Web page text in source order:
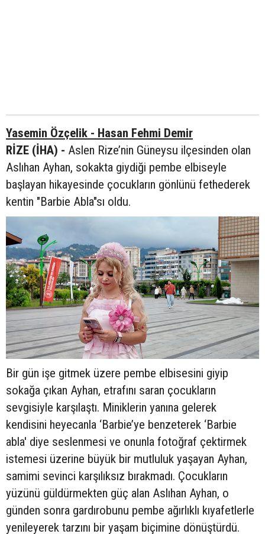
Yasemin Özçelik - Hasan Fehmi Demir
RİZE (İHA) - Aslen Rize’nin Güneysu ilçesinden olan
Aslıhan Ayhan, sokakta giydiği pembe elbiseyle
başlayan hikayesinde çocukların gönlünü fethederek
kentin "Barbie Abla"sı oldu.
Bir gün işe gitmek üzere pembe elbisesini giyip
sokağa çıkan Ayhan, etrafını saran çocukların
sevgisiyle karşılaştı. Miniklerin yanına gelerek
kendisini heyecanla ‘Barbie’ye benzeterek ‘Barbie
abla' diye seslenmesi ve onunla fotoğraf çektirmek
istemesi üzerine büyük bir mutluluk yaşayan Ayhan,
samimi sevinci karşılıksız bırakmadı. Çocukların
yüzünü güldürmekten güç alan Aslıhan Ayhan, o
günden sonra gardırobunu pembe ağırlıklı kıyafetlerle
yenileyerek tarzını bir yaşam biçimine dönüştürdü.